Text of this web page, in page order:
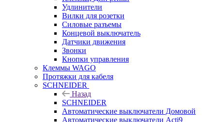
Удлинители
Вилки для розетки
Силовые разъемы
Концевой выключатель
Датчики движения
Звонки
Кнопки управления
Клеммы WAGO
Протяжки для кабеля
SCHNEIDER
Назад
SCHNEIDER
Автоматические выключатели Домовой
Автоматические выключатели Acti9